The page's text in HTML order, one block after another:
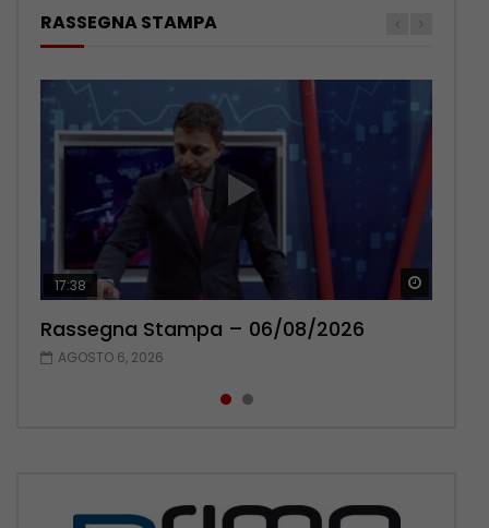
RASSEGNA STAMPA
17:38
Rassegna Stampa – 06/08/2026
AGOSTO 6, 2026
22:42
Rassegna Stampa – 05/08/2026
AGOSTO 5, 2026